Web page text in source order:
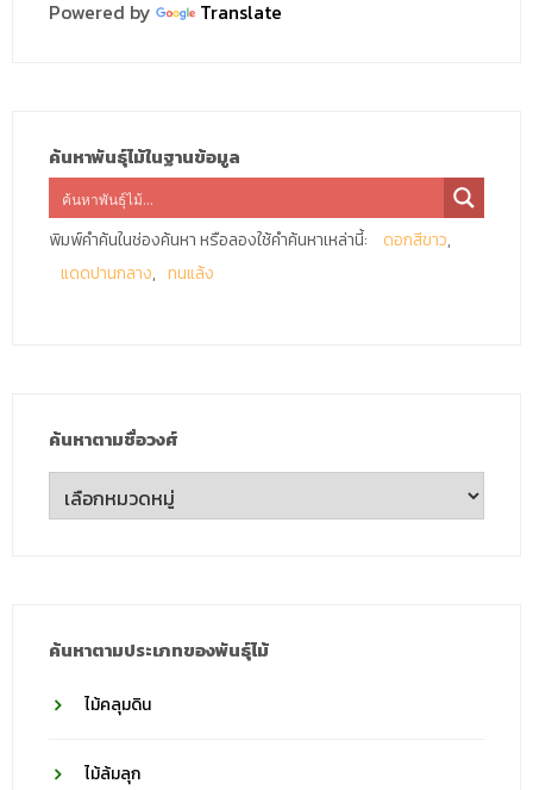
Powered by Translate
ค้นหาพันธุ์ไม้ในฐานข้อมูล
พิมพ์คำค้นในช่องค้นหา หรือลองใช้คำค้นหาเหล่านี้:
ดอกสีขาว
แดดปานกลาง
ทนแล้ง
ค้นหาตามชื่อวงศ์
ค้นหา
ตาม
ค้นหาตามประเภทของพันธุ์ไม้
ไม้คลุมดิน
ไม้ล้มลุก